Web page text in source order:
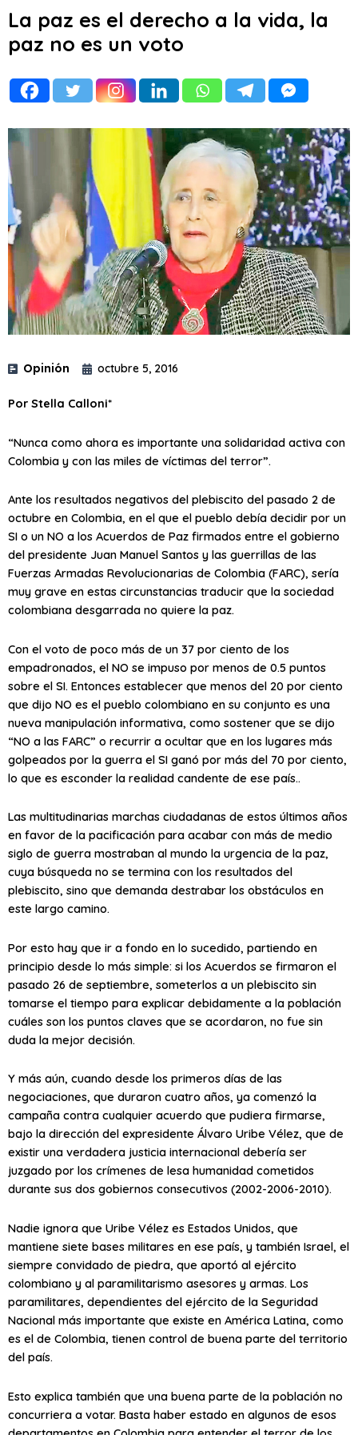
La paz es el derecho a la vida, la
paz no es un voto
Opinión octubre 5, 2016
Por Stella Calloni*
“Nunca como ahora es importante una solidaridad activa con
Colombia y con las miles de víctimas del terror”.
Ante los resultados negativos del plebiscito del pasado 2 de
octubre en Colombia, en el que el pueblo debía decidir por un
SI o un NO a los Acuerdos de Paz firmados entre el gobierno
del presidente Juan Manuel Santos y las guerrillas de las
Fuerzas Armadas Revolucionarias de Colombia (FARC), sería
muy grave en estas circunstancias traducir que la sociedad
colombiana desgarrada no quiere la paz.
Con el voto de poco más de un 37 por ciento de los
empadronados, el NO se impuso por menos de 0.5 puntos
sobre el SI. Entonces establecer que menos del 20 por ciento
que dijo NO es el pueblo colombiano en su conjunto es una
nueva manipulación informativa, como sostener que se dijo
“NO a las FARC” o recurrir a ocultar que en los lugares más
golpeados por la guerra el SI ganó por más del 70 por ciento,
lo que es esconder la realidad candente de ese país..
Las multitudinarias marchas ciudadanas de estos últimos años
en favor de la pacificación para acabar con más de medio
siglo de guerra mostraban al mundo la urgencia de la paz,
cuya búsqueda no se termina con los resultados del
plebiscito, sino que demanda destrabar los obstáculos en
este largo camino.
Por esto hay que ir a fondo en lo sucedido, partiendo en
principio desde lo más simple: si los Acuerdos se firmaron el
pasado 26 de septiembre, someterlos a un plebiscito sin
tomarse el tiempo para explicar debidamente a la población
cuáles son los puntos claves que se acordaron, no fue sin
duda la mejor decisión.
Y más aún, cuando desde los primeros días de las
negociaciones, que duraron cuatro años, ya comenzó la
campaña contra cualquier acuerdo que pudiera firmarse,
bajo la dirección del expresidente Álvaro Uribe Vélez, que de
existir una verdadera justicia internacional debería ser
juzgado por los crímenes de lesa humanidad cometidos
durante sus dos gobiernos consecutivos (2002-2006-2010).
Nadie ignora que Uribe Vélez es Estados Unidos, que
mantiene siete bases militares en ese país, y también Israel, el
siempre convidado de piedra, que aportó al ejército
colombiano y al paramilitarismo asesores y armas. Los
paramilitares, dependientes del ejército de la Seguridad
Nacional más importante que existe en América Latina, como
es el de Colombia, tienen control de buena parte del territorio
del país.
Esto explica también que una buena parte de la población no
concurriera a votar. Basta haber estado en algunos de esos